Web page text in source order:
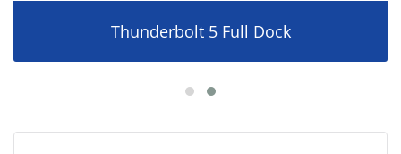
Thunderbolt 5 Full Dock